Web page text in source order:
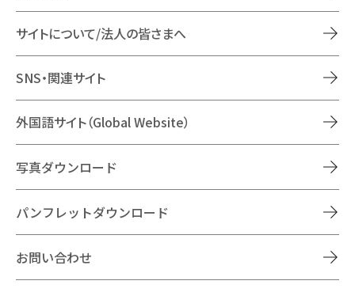
サイトについて/法人の皆さまへ
SNS・関連サイト
外国語サイト（Global Website）
写真ダウンロード
パンフレットダウンロード
お問い合わせ